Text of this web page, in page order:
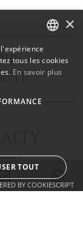
1
ENGLISH
SPANISH
FRENCH
×
tous les cookies
En savoir plus
TOUT
BY COOKIESCRIPT